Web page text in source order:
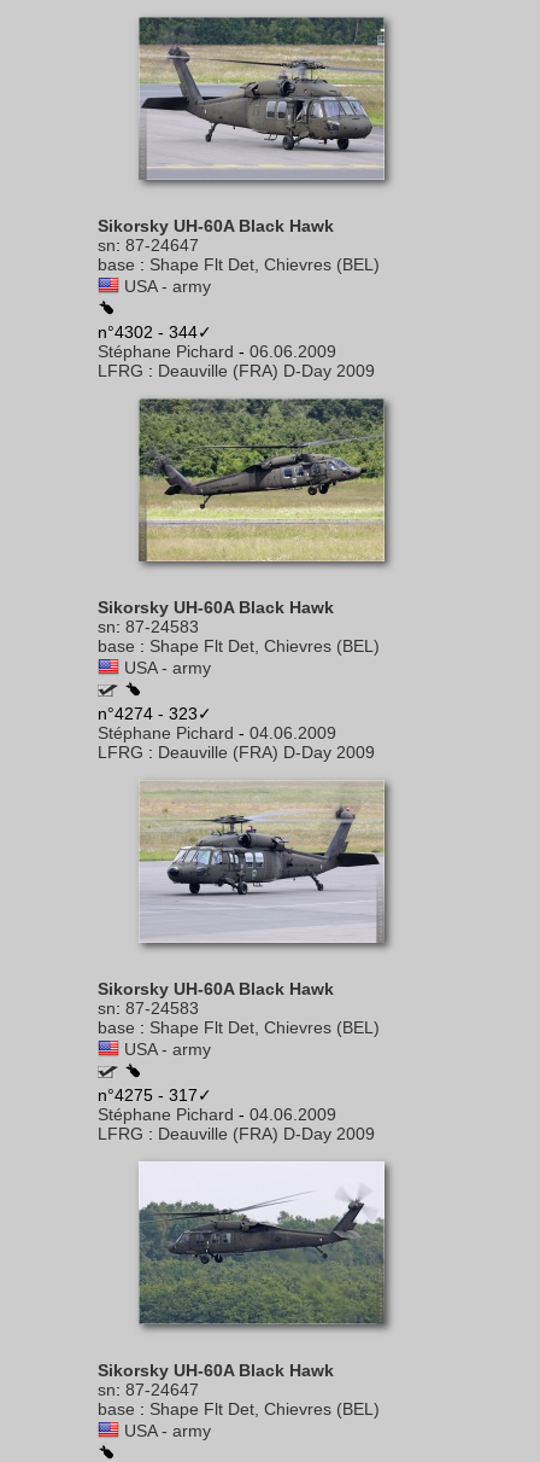
Sikorsky UH-60A Black Hawk
sn: 87-24647
base : Shape Flt Det, Chievres (BEL)
USA - army
n°4302 - 344✓
Stéphane Pichard - 06.06.2009
LFRG : Deauville (FRA) D-Day 2009
Sikorsky UH-60A Black Hawk
sn: 87-24583
base : Shape Flt Det, Chievres (BEL)
USA - army
n°4274 - 323✓
Stéphane Pichard - 04.06.2009
LFRG : Deauville (FRA) D-Day 2009
Sikorsky UH-60A Black Hawk
sn: 87-24583
base : Shape Flt Det, Chievres (BEL)
USA - army
n°4275 - 317✓
Stéphane Pichard - 04.06.2009
LFRG : Deauville (FRA) D-Day 2009
Sikorsky UH-60A Black Hawk
sn: 87-24647
base : Shape Flt Det, Chievres (BEL)
USA - army